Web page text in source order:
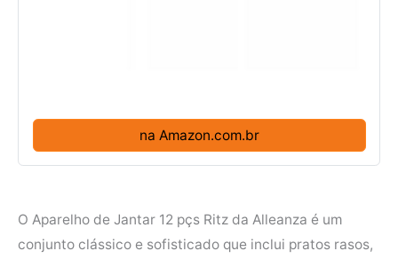
na Amazon.com.br
O Aparelho de Jantar 12 pçs Ritz da Alleanza é um
conjunto clássico e sofisticado que inclui pratos rasos,